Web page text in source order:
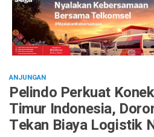
ANJUNGAN
Pelindo Perkuat
Timur Indonesia,
Tekan Biaya Logistik